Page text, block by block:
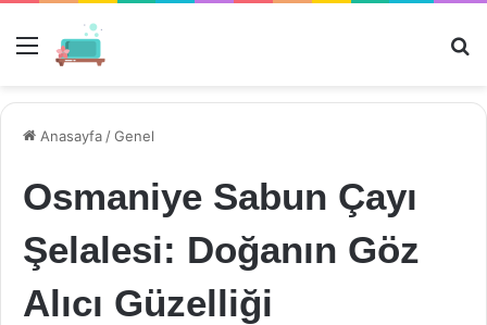
Menü
Anasayfa /Genel
Osmaniye Sabun Çayı
Şelalesi: Doğanın Göz
Alıcı Güzelliği